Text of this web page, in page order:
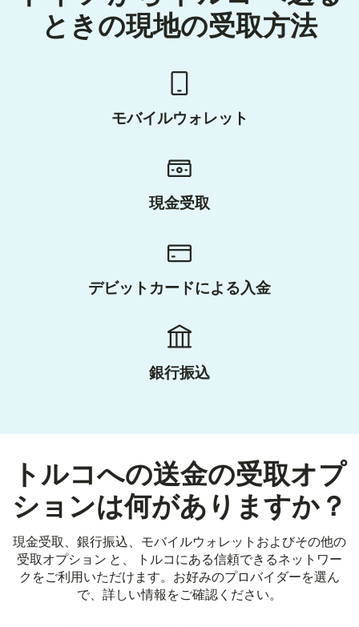
ときの現地の受取方法
モバイルウォレット
現金受取
デビットカードによる入金
銀行振込
トルコへの送金の受取オプ
ションは何がありますか？
現金受取、銀行振込、モバイルウォレットおよびその他の
受取オプション と、 トルコにある信頼できるネットワー
クをご利用いただけます。お好みのプロバイダーを選ん
で、詳しい情報をご確認ください。